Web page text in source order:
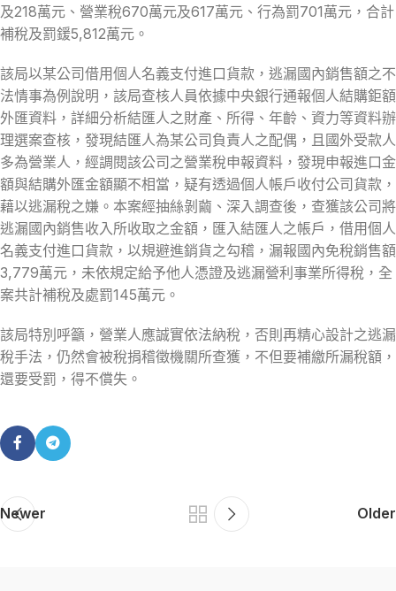
及218萬元、營業稅670萬元及617萬元、行為罰701萬元，合計
補稅及罰鍰5,812萬元。
該局以某公司借用個人名義支付進口貨款，逃漏國內銷售額之不
法情事為例說明，該局查核人員依據中央銀行通報個人結購鉅額
外匯資料，詳細分析結匯人之財產、所得、年齡、資力等資料辦
理選案查核，發現結匯人為某公司負責人之配偶，且國外受款人
多為營業人，經調閱該公司之營業稅申報資料，發現申報進口金
額與結購外匯金額顯不相當，疑有透過個人帳戶收付公司貨款，
藉以逃漏稅之嫌。本案經抽絲剝繭、深入調查後，查獲該公司將
逃漏國內銷售收入所收取之金額，匯入結匯人之帳戶，借用個人
名義支付進口貨款，以規避進銷貨之勾稽，漏報國內免稅銷售額
3,779萬元，未依規定給予他人憑證及逃漏營利事業所得稅，全
案共計補稅及處罰145萬元。
該局特別呼籲，營業人應誠實依法納稅，否則再精心設計之逃漏
稅手法，仍然會被稅捐稽徵機關所查獲，不但要補繳所漏稅額，
還要受罰，得不償失。
Newer Older